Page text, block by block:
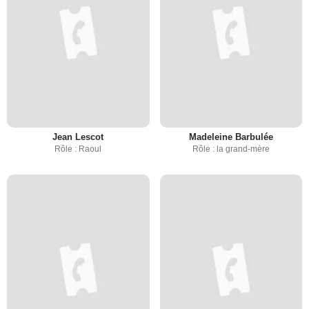
Jean Lescot
Rôle : Raoul
Madeleine Barbulée
Rôle : la grand-mère